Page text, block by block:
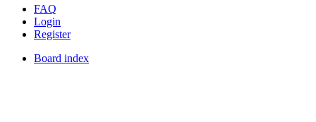
FAQ
Login
Register
Board index